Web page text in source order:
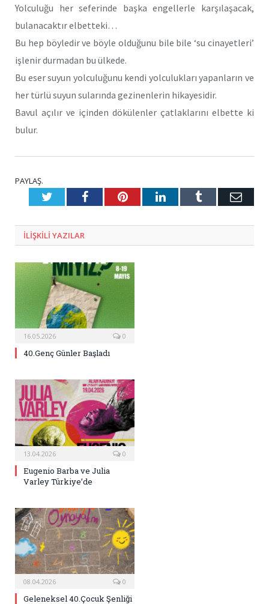
Yolculuğu her seferinde başka engellerle karşılaşacak,
bulanacaktır elbetteki…
Bu hep böyledir ve böyle olduğunu bile bile ‘su cinayetleri’
işlenir durmadan bu ülkede.
Bu eser suyun yolculuğunu kendi yolculukları yapanların ve
her türlü suyun sularında gezinenlerin hikayesidir.
Bavul açılır ve içinden dökülenler çatlaklarını elbette ki
bulur.
PAYLAŞ.
TwitterFacebookPinterestLinkedInTumblr E-
ILIŞKILI YAZILAR
16.05.2026 0
40.Genç Günler Başladı
13.04.2026 0
Eugenio Barba ve Julia
Varley Türkiye’de
08.04.2026 0
Geleneksel 40.Çocuk Şenliği